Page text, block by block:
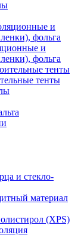
и
фольга
тенты
и стекло-
материал
(XPS)